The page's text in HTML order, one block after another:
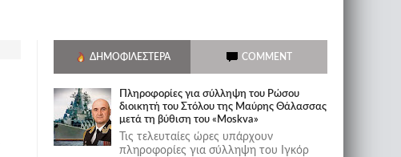
ΔΗΜΟΦΙΛΈΣΤΕΡΑ COMMENT
Πληροφορίες για σύλληψη του Ρώσου
διοικητή του Στόλου της Mαύρης Θάλασσας
μετά τη βύθιση του «Moskva»
Τις τελευταίες ώρες υπάρχουν
πληροφορίες για σύλληψη του Ιγκόρ